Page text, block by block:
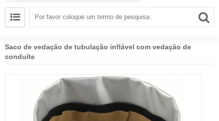
Saco de vedação de tubulação inflável com vedação de
conduíte